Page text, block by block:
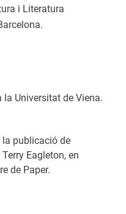
i Literatura
Universitat de Viena.
la publicació de
Terry Eagleton, en
de Paper.